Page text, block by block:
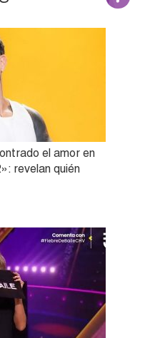
el amor en
revelan quién